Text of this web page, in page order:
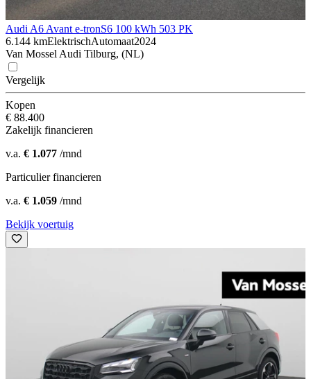
Audi A6 Avant e-tronS6 100 kWh 503 PK
6.144 kmElektrischAutomaat2024
Van Mossel Audi Tilburg, (NL)
Vergelijk
Kopen
€ 88.400
Zakelijk financieren
v.a. € 1.077 /mnd
Particulier financieren
v.a. € 1.059 /mnd
Bekijk voertuig